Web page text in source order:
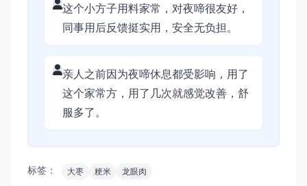
这个小方子用料家常，对夜啼很友好，
同事用后反馈挺实用，安全无负担。
亲人之前因为夜啼休息都受影响，用了
这个家常方，用了几次就感觉改善，舒
服多了。
标签： 大枣 粳米 龙眼肉